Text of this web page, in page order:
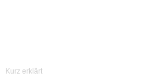
Kurz erklärt